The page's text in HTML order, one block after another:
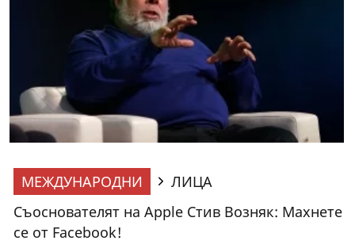
МЕЖДУНАРОДНИ
ЛИЦА
Съоснователят на Apple Стив Возняк: Махнете
се от Facebook!